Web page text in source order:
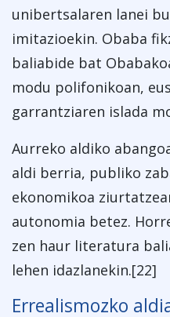
unibertsalaren lanei
imitazioekin. Obaba
baliabide bat
modu polifonikoan,
garrantziaren islada
Aurreko aldiko
aldi berria, publiko
ekonomikoa
autonomia betez.
zen haur literatura
lehen idazlanekin.[22]
Errealismozko